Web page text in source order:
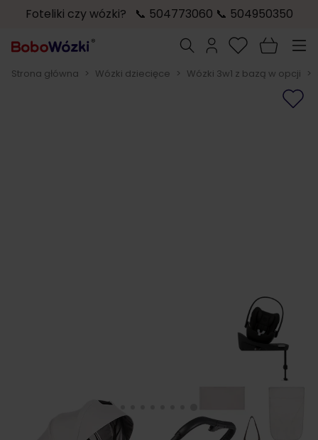
Foteliki czy wózki? 📞 504773060 📞 504950350
Szukaj
Strona główna > Wózki dziecięce > Wózki 3w1 z bazą w opcji >
Venicci CLARO 2 wózek 4w1 + fotelik